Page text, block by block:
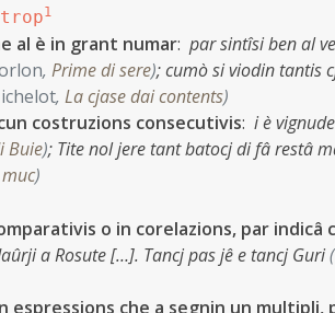
trop1
al è in grant numar: par sintîsi ben al
, Prime di sere);cumò si viodin tantis
, La cjase dai contents)
costruzions consecutivis: i è
Buie); Tite nol jere tant batocj di fâ restâ
)
o in corelazions, par indicâ
a Rosute […]. Tancj pas jê e tancj Guri(
espressions che a segnin un